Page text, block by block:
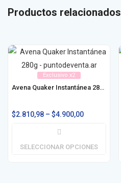
Productos relacionados
Exclusivo x2
Avena Quaker Instantánea 280g / 380g
$2.810,98 – $4.900,00
SELECCIONAR OPCIONES